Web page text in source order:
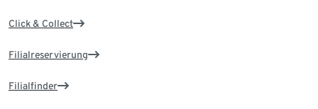
Click & Collect
Filialreservierung
Filialfinder